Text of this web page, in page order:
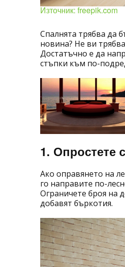
Източник: freepik.com
Спалнята трябва да
новина? Не ви
Достатъчно е да
стъпки към по-
1. Опростете
Ако оправянето на
го направите по-
Ограничете броя на
добавят бъркотия.